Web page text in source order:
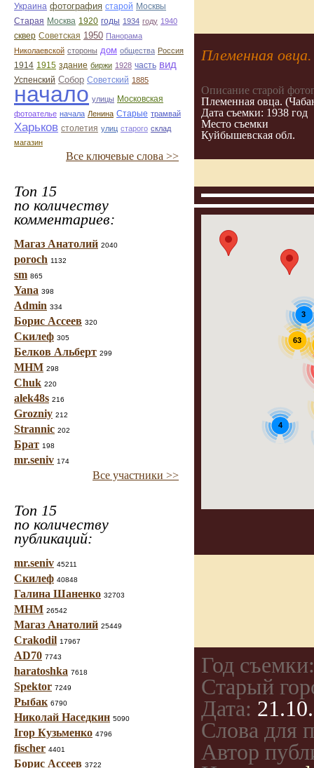
Украина фотография старой Москвы
Старая Москва 1920 годы 1934 году 1940
сквер Советская 1950 Панорама
Николаевской стороны дом общества Россия
1914 1915 здание биржи 1928 часть вид
Успенский Собор Советский 1885
начало улицы Московская
фотоателье начала Ленина Старые трамвай
Харьков столетия улиц старого склад
магазин
Все ключевые слова >>
Топ 15
по количеству
комментариев:
Магаз Анатолий 2040
poroch 1132
sm 865
Yana 398
Admin 334
Борис Ассеев 320
Скилеф 305
Белков Альберт 299
МНМ 298
Chuk 220
alek48s 216
Grozniy 212
Strannic 202
Брат 198
mr.seniv 174
Все участники >>
Топ 15
по количеству
публикаций:
mr.seniv 45211
Скилеф 40848
Галина Шаненко 32703
МНМ 26542
Магаз Анатолий 25449
Crakodil 17967
AD70 7743
haratoshka 7618
Spektor 7249
Рыбак 6790
Николай Наседкин 5090
Ігор Кузьменко 4796
fischer 4401
Борис Ассеев 3722
Племенная овца.
Описание старой
Племенная овца.
Дата съемки: 1938 год
Место съемки
Куйбышевская обл.
63
4
3
Год съемки:
Старый
Дата:
Слова для
Автор